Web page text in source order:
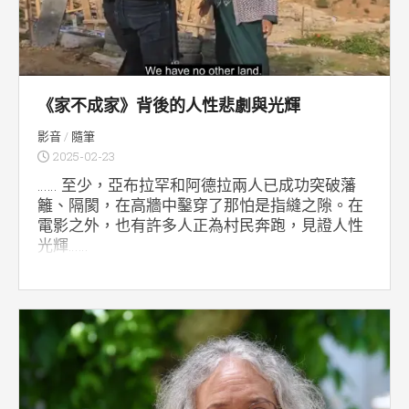
《家不成家》背後的人性悲劇與光輝
影音/ 隨筆
2025-02-23
…… 至少，亞布拉罕和阿德拉兩人已成功突破藩
籬、隔閡，在高牆中鑿穿了那怕是指縫之隙。在
電影之外，也有許多人正為村民奔跑，見證人性
光輝……